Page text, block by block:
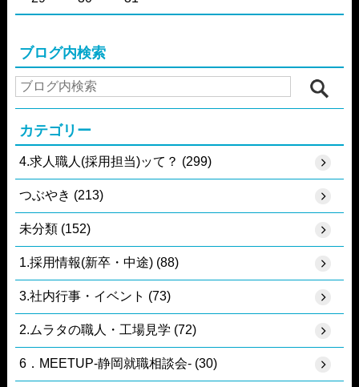
ブログ内検索
カテゴリー
4.求人職人(採用担当)ッて？ (299)
つぶやき (213)
未分類 (152)
1.採用情報(新卒・中途) (88)
3.社内行事・イベント (73)
2.ムラタの職人・工場見学 (72)
6．MEETUP-静岡就職相談会- (30)